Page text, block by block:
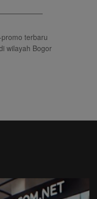
terbaru
wilayah Bogor